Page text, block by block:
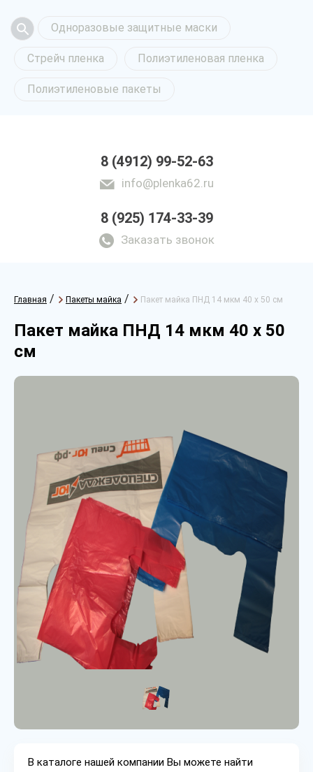
Одноразовые защитные маски
Стрейч пленка Полиэтиленовая пленка
Полиэтиленовые пакеты
8 (4912) 99-52-63
info@plenka62.ru
8 (925) 174-33-39
Заказать звонок
Главная / Пакеты майка / Пакет майка ПНД 14 мкм 40 х 50 см
Пакет майка ПНД 14 мкм 40 х 50
см
В каталоге нашей компании Вы можете найти